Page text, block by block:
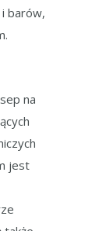
barów,
na
jest